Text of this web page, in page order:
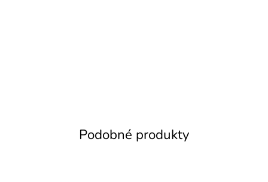
Podobné produkty